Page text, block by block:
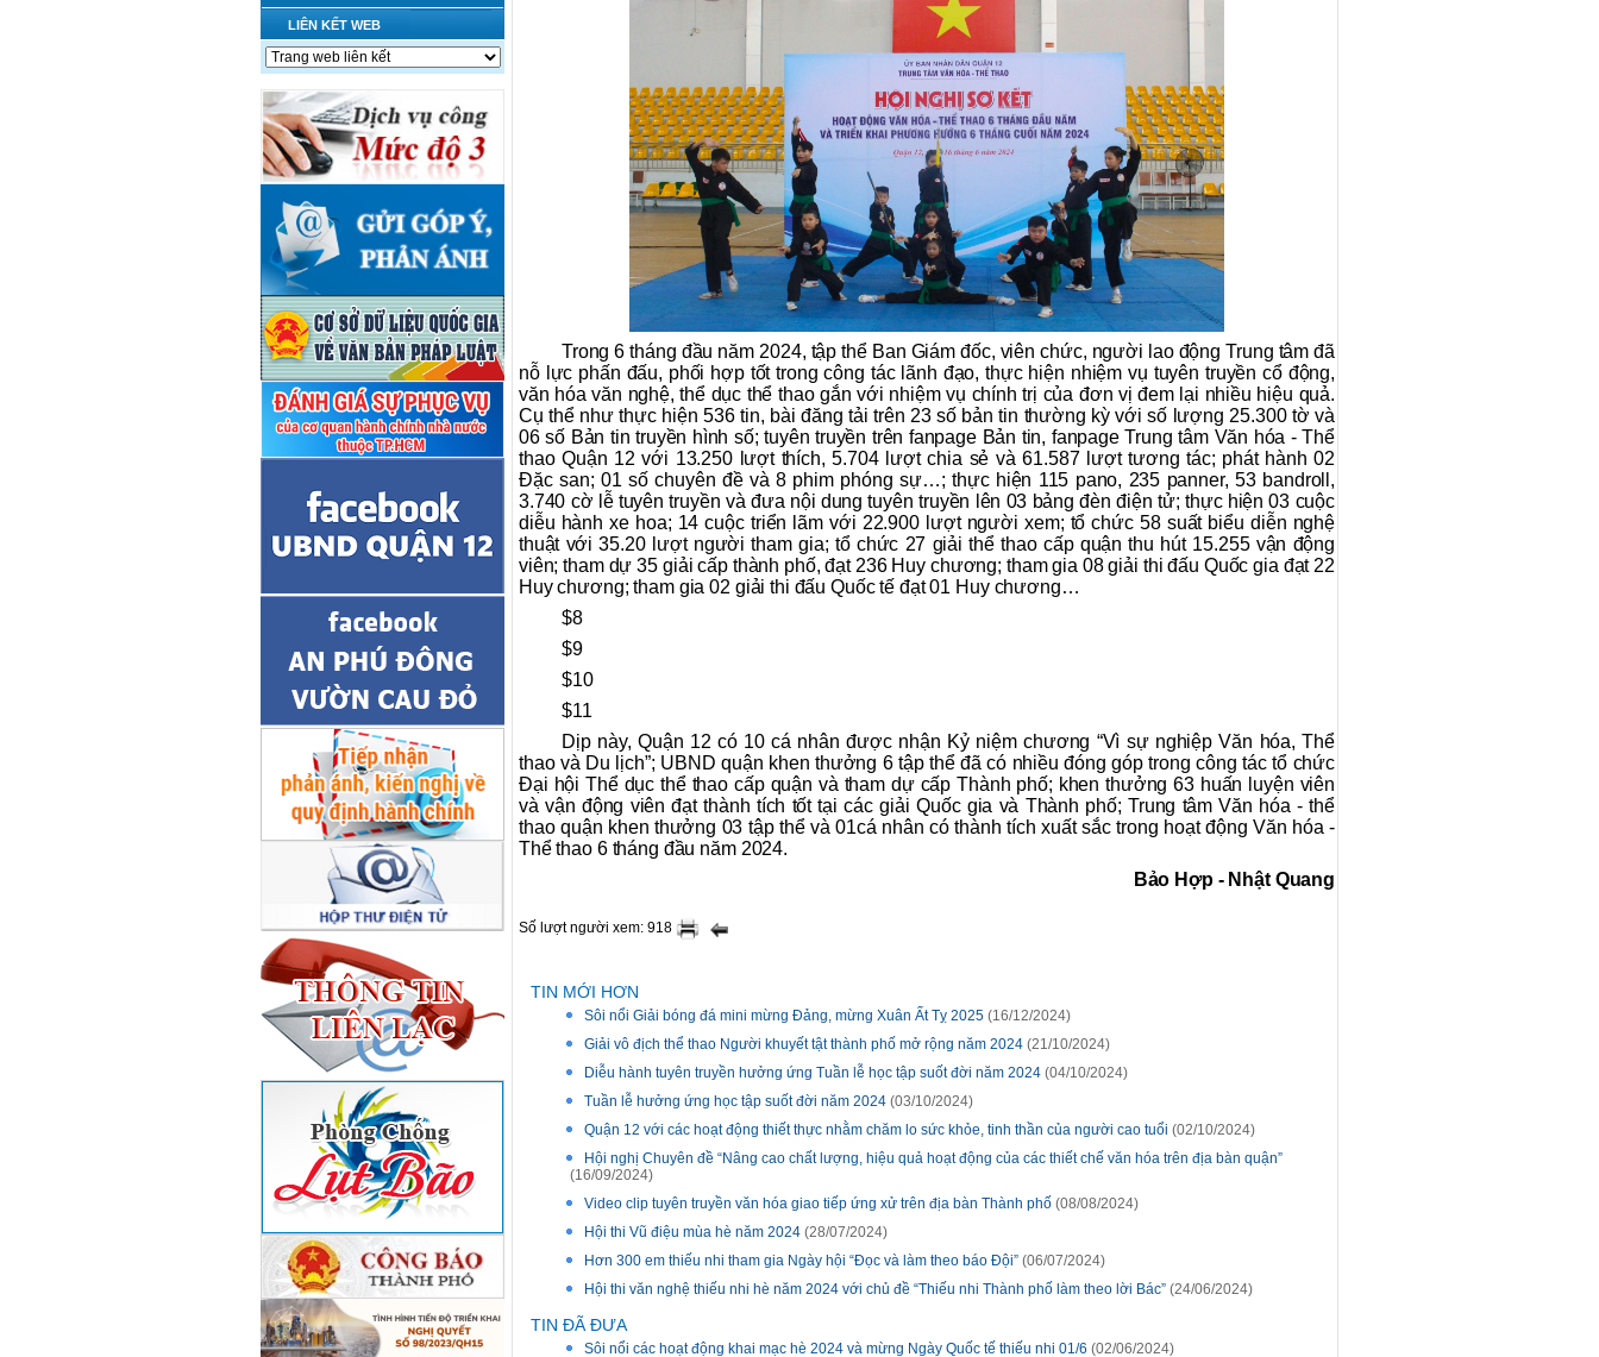
LIÊN KẾT WEB
Trong 6 tháng đầu năm 2024, tập thể Ban Giám đốc, viên chức, người lao động Trung tâm đã
nỗ lực phấn đấu, phối hợp tốt trong công tác lãnh đạo, thực hiện nhiệm vụ tuyên truyền cổ động,
văn hóa văn nghệ, thể dục thể thao gắn với nhiệm vụ chính trị của đơn vị đem lại nhiều hiệu quả.
Cụ thể như thực hiện 536 tin, bài đăng tải trên 23 số bản tin thường kỳ với số lượng 25.300 tờ và
06 số Bản tin truyền hình số; tuyên truyền trên fanpage Bản tin, fanpage Trung tâm Văn hóa - Thể
thao Quận 12 với 13.250 lượt thích, 5.704 lượt chia sẻ và 61.587 lượt tương tác; phát hành 02
Đặc san; 01 số chuyên đề và 8 phim phóng sự…; thực hiện 115 pano, 235 panner, 53 bandroll,
3.740 cờ lễ tuyên truyền và đưa nội dung tuyên truyền lên 03 bảng đèn điện tử; thực hiện 03 cuộc
diễu hành xe hoa; 14 cuộc triển lãm với 22.900 lượt người xem; tổ chức 58 suất biểu diễn nghệ
thuật với 35.20 lượt người tham gia; tổ chức 27 giải thể thao cấp quận thu hút 15.255 vận động
viên; tham dự 35 giải cấp thành phố, đạt 236 Huy chương; tham gia 08 giải thi đấu Quốc gia đạt 22
Huy chương; tham gia 02 giải thi đấu Quốc tế đạt 01 Huy chương…
$8
$9
$10
$11
Dịp này, Quận 12 có 10 cá nhân được nhận Kỷ niệm chương “Vì sự nghiệp Văn hóa, Thể
thao và Du lịch”; UBND quận khen thưởng 6 tập thể đã có nhiều đóng góp trong công tác tổ chức
Đại hội Thể dục thể thao cấp quận và tham dự cấp Thành phố; khen thưởng 63 huấn luyện viên
và vận động viên đạt thành tích tốt tại các giải Quốc gia và Thành phố; Trung tâm Văn hóa - thể
thao quận khen thưởng 03 tập thể và 01cá nhân có thành tích xuất sắc trong hoạt động Văn hóa -
Thể thao 6 tháng đầu năm 2024.
Bảo Hợp - Nhật Quang
Số lượt người xem: 918
TIN MỚI HƠN
Sôi nổi Giải bóng đá mini mừng Đảng, mừng Xuân Ất Tỵ 2025 (16/12/2024)
Giải vô địch thể thao Người khuyết tật thành phố mở rộng năm 2024 (21/10/2024)
Diễu hành tuyên truyền hưởng ứng Tuần lễ học tập suốt đời năm 2024 (04/10/2024)
Tuần lễ hưởng ứng học tập suốt đời năm 2024 (03/10/2024)
Quận 12 với các hoạt động thiết thực nhằm chăm lo sức khỏe, tinh thần của người cao tuổi (02/10/2024)
Hội nghị Chuyên đề “Nâng cao chất lượng, hiệu quả hoạt động của các thiết chế văn hóa trên địa bàn quận”
(16/09/2024)
Video clip tuyên truyền văn hóa giao tiếp ứng xử trên địa bàn Thành phố (08/08/2024)
Hội thi Vũ điệu mùa hè năm 2024 (28/07/2024)
Hơn 300 em thiếu nhi tham gia Ngày hội “Ðọc và làm theo báo Ðội” (06/07/2024)
Hội thi văn nghệ thiếu nhi hè năm 2024 với chủ đề “Thiếu nhi Thành phố làm theo lời Bác” (24/06/2024)
TIN ĐÃ ĐƯA
Sôi nổi các hoạt động khai mạc hè 2024 và mừng Ngày Quốc tế thiếu nhi 01/6 (02/06/2024)